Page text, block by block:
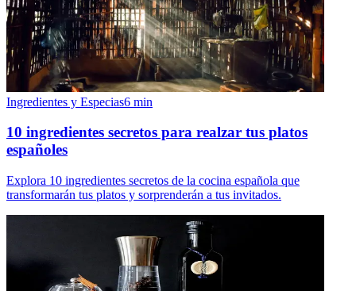
Ingredientes y Especias6 min
10 ingredientes secretos para realzar tus platos
españoles
Explora 10 ingredientes secretos de la cocina española que
transformarán tus platos y sorprenderán a tus invitados.